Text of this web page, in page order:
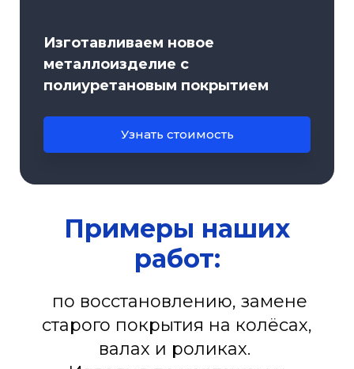
Изготавливаем новое
металлоизделие с
полиуретановым покрытием
Узнать стоимость
Примеры наших
работ:
по восстановлению, замене
старого покрытия на колёсах,
валах и роликах.